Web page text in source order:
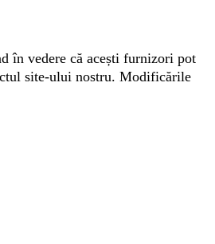
în vedere că acești furnizori pot
site-ului nostru. Modificările